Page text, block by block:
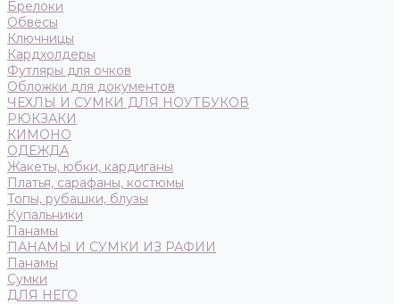
Брелоки
Обвесы
Ключницы
Кардхолдеры
Футляры для очков
Обложки для документов
ЧЕХЛЫ И СУМКИ ДЛЯ НОУТБУКОВ
РЮКЗАКИ
КИМОНО
ОДЕЖДА
Жакеты, юбки, кардиганы
Платья, сарафаны, костюмы
Топы, рубашки, блузы
Купальники
Панамы
ПАНАМЫ И СУМКИ ИЗ РАФИИ
Панамы
Сумки
ДЛЯ НЕГО